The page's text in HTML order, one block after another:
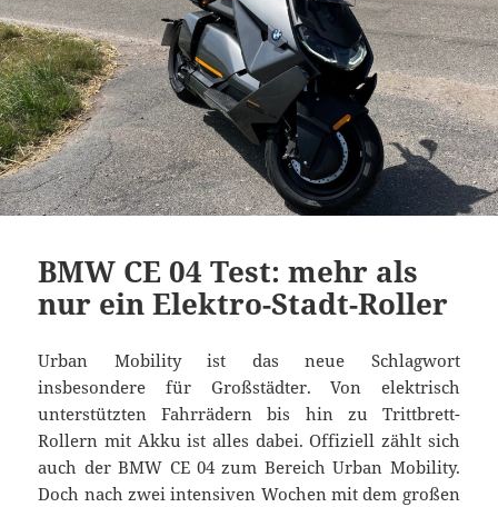
BMW CE 04 Test: mehr als
nur ein Elektro-Stadt-Roller
Urban Mobility ist das neue Schlagwort
insbesondere für Großstädter. Von elektrisch
unterstützten Fahrrädern bis hin zu Trittbrett-
Rollern mit Akku ist alles dabei. Offiziell zählt sich
auch der BMW CE 04 zum Bereich Urban Mobility.
Doch nach zwei intensiven Wochen mit dem großen